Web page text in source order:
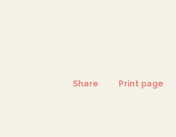
Share Print page